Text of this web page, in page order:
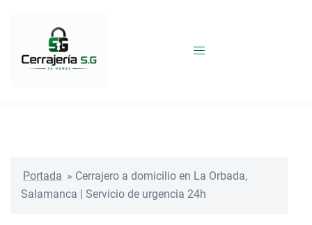
Portada » Cerrajero a domicilio en La Orbada,
Salamanca | Servicio de urgencia 24h